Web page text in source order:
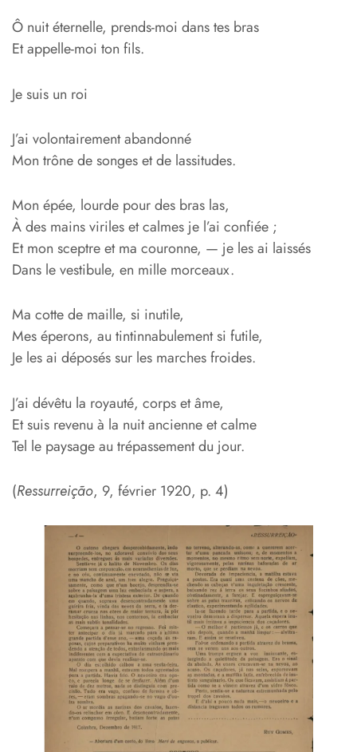
Ô nuit éternelle, prends-moi dans tes bras
Et appelle-moi ton fils.
Je suis un roi
J’ai volontairement abandonné
Mon trône de songes et de lassitudes.
Mon épée, lourde pour des bras las,
À des mains viriles et calmes je l’ai confiée ;
Et mon sceptre et ma couronne, — je les ai laissés
Dans le vestibule, en mille morceaux.
Ma cotte de maille, si inutile,
Mes éperons, au tintinnabulement si futile,
Je les ai déposés sur les marches froides.
J’ai dévêtu la royauté, corps et âme,
Et suis revenu à la nuit ancienne et calme
Tel le paysage au trépassement du jour.
(Ressurreição, 9, février 1920, p. 4)